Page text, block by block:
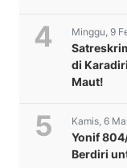
Minggu, 9
di
Maut!
Kamis, 6
Yonif
Berdiri